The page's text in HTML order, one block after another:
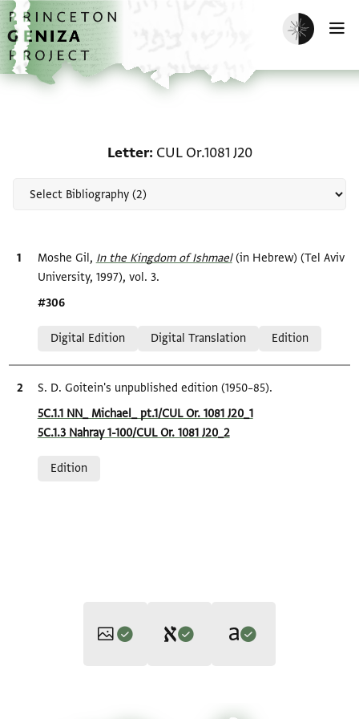
Skip to main content
home
Enable dark
Letter CUL Or.1081 J20
Bibliographic citation
Moshe Gil, In the Kingdom of Ishmael‎(in Hebrew) (Tel Aviv
University, 1997), vol. 3.
Location in source
#306
Digital Edition
Digital Translation Edition
Bibliographic citation
S. D. Goitein's unpublished edition (1950–85).
Location in source
5C.1.1 NN_ Michael_ pt.1/CUL Or. 1081 J20_1
5C.1.3 Nahray 1-100/CUL Or. 1081 J20_2
Edition